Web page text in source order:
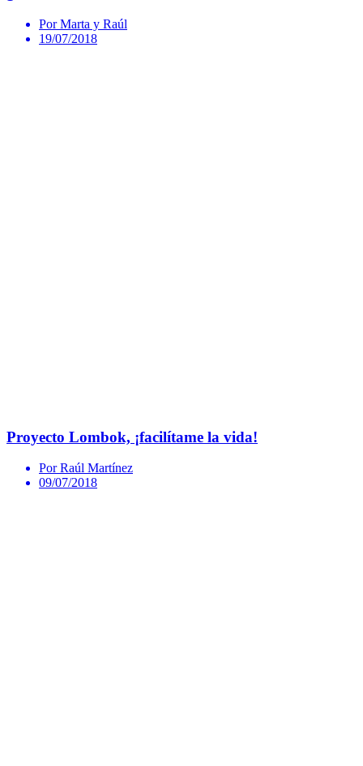
Por Marta y Raúl
19/07/2018
Proyecto Lombok, ¡facilítame la vida!
Por Raúl Martínez
09/07/2018